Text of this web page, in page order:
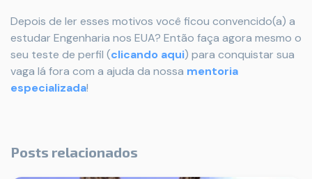
Depois de ler esses motivos você ficou convencido(a) a
estudar Engenharia nos EUA? Então faça agora mesmo o
seu teste de perfil (clicando aqui) para conquistar sua
vaga lá fora com a ajuda da nossa mentoria
especializada!
Posts relacionados